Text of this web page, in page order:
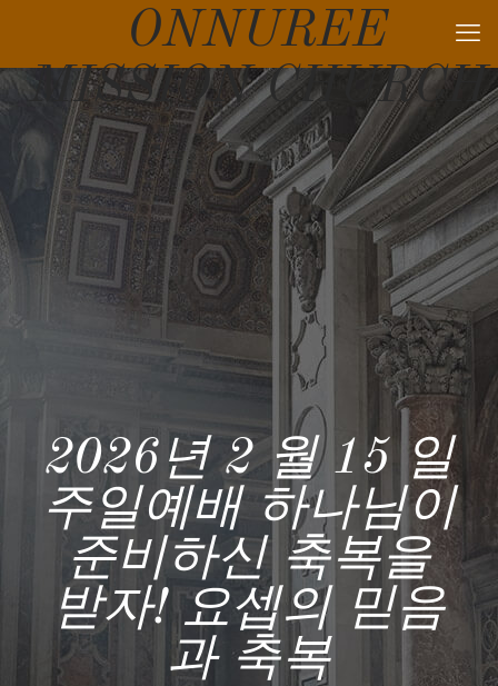
ONNUREE
MISSION CHURCH
2026년 2 월 15 일
주일예배 하나님이
준비하신 축복을
받자! 요셉의 믿음
과 축복